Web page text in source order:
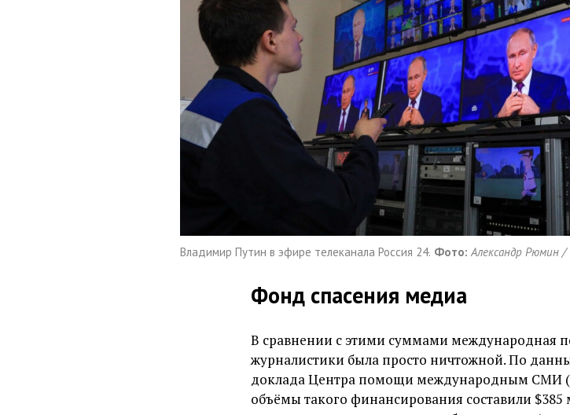
Владимир Путин в эфире телеканала Россия 24. Фото: Александр Рюмин /
Фонд спасения медиа
В сравнении с этими суммами международная
журналистики была просто ничтожной. По
доклада Центра помощи международным СМИ
объёмы такого финансирования составили